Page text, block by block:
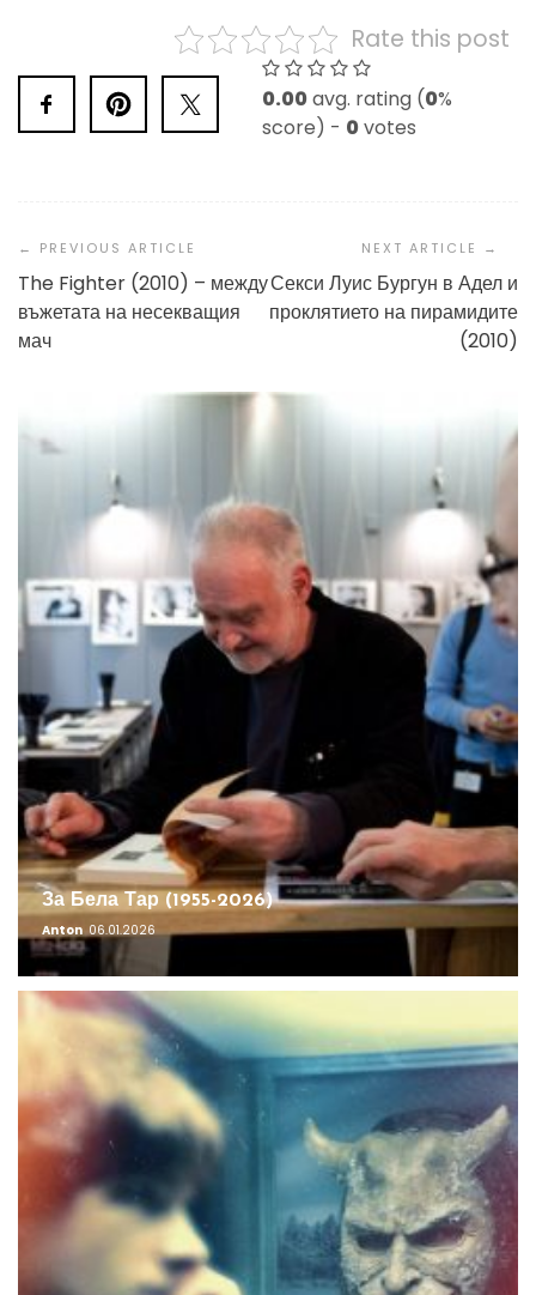
Rate this post
0.00avg. rating (0%
score) - 0votes
Navigation
The Fighter (2010) – между
въжетата на несекващия
мач
Секси Луис Бургун в Адел и
проклятието на пирамидите
(2010)
За Бела Тар (1955-2026)
Anton 06.01.2026